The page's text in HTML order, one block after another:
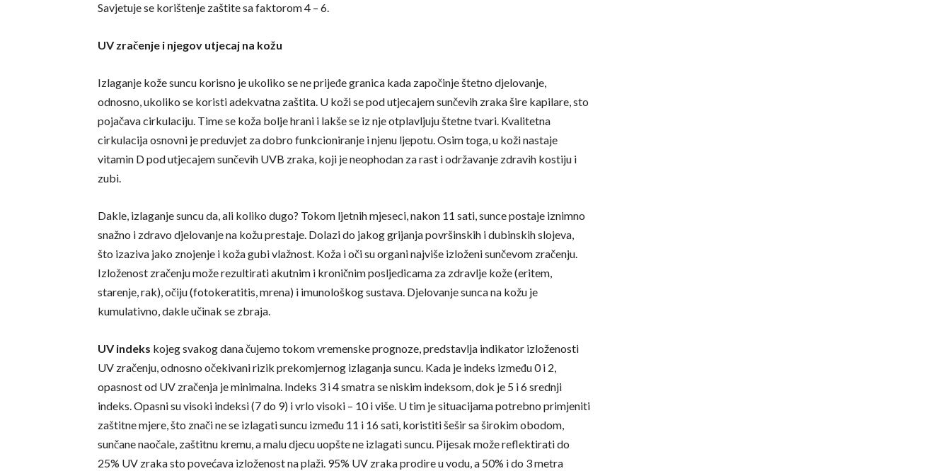
Savjetuje se korištenje zaštite sa faktorom 4 – 6.
UV zračenje i njegov utjecaj na kožu
Izlaganje kože suncu korisno je ukoliko se ne prijeđe granica kada započinje štetno djelovanje,
odnosno, ukoliko se koristi adekvatna zaštita. U koži se pod utjecajem sunčevih zraka šire kapilare, sto
pojačava cirkulaciju. Time se koža bolje hrani i lakše se iz nje otplavljuju štetne tvari. Kvalitetna
cirkulacija osnovni je preduvjet za dobro funkcioniranje i njenu ljepotu. Osim toga, u koži nastaje
vitamin D pod utjecajem sunčevih UVB zraka, koji je neophodan za rast i održavanje zdravih kostiju i
zubi.
Dakle, izlaganje suncu da, ali koliko dugo? Tokom ljetnih mjeseci, nakon 11 sati, sunce postaje iznimno
snažno i zdravo djelovanje na kožu prestaje. Dolazi do jakog grijanja površinskih i dubinskih slojeva,
što izaziva jako znojenje i koža gubi vlažnost. Koža i oči su organi najviše izloženi sunčevom zračenju.
Izloženost zračenju može rezultirati akutnim i kroničnim posljedicama za zdravlje kože (eritem,
starenje, rak), očiju (fotokeratitis, mrena) i imunološkog sustava. Djelovanje sunca na kožu je
kumulativno, dakle učinak se zbraja.
UV indeks kojeg svakog dana čujemo tokom vremenske prognoze, predstavlja indikator izloženosti
UV zračenju, odnosno očekivani rizik prekomjernog izlaganja suncu. Kada je indeks između 0 i 2,
opasnost od UV zračenja je minimalna. Indeks 3 i 4 smatra se niskim indeksom, dok je 5 i 6 srednji
indeks. Opasni su visoki indeksi (7 do 9) i vrlo visoki – 10 i više. U tim je situacijama potrebno primjeniti
zaštitne mjere, što znači ne se izlagati suncu između 11 i 16 sati, koristiti šešir sa širokim obodom,
sunčane naočale, zaštitnu kremu, a malu djecu uopšte ne izlagati suncu. Pijesak može reflektirati do
25% UV zraka sto povećava izloženost na plaži. 95% UV zraka prodire u vodu, a 50% i do 3 metra